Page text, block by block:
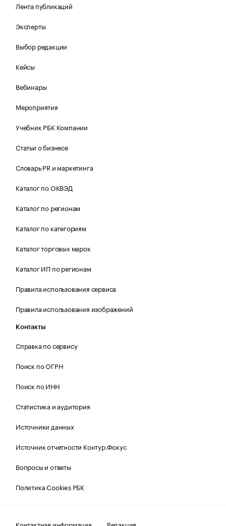
Лента публикаций
Эксперты
Выбор редакции
Кейсы
Вебинары
Мероприятия
Учебник РБК Компании
Статьи о бизнесе
Словарь PR и маркетинга
Каталог по ОКВЭД
Каталог по регионам
Каталог по категориям
Каталог торговых марок
Каталог ИП по регионам
Правила использования сервиса
Правила использования изображений
Контакты
Справка по сервису
Поиск по ОГРН
Поиск по ИНН
Статистика и аудитория
Источники данных
Источник отчетности Контур.Фокус
Вопросы и ответы
Политика Cookies РБК